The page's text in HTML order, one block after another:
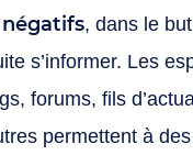
, dans le
s’informer. Les
forums, fils
permettent à